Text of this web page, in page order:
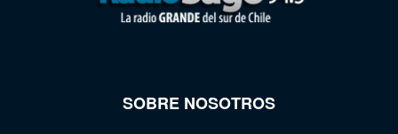
SOBRE NOSOTROS